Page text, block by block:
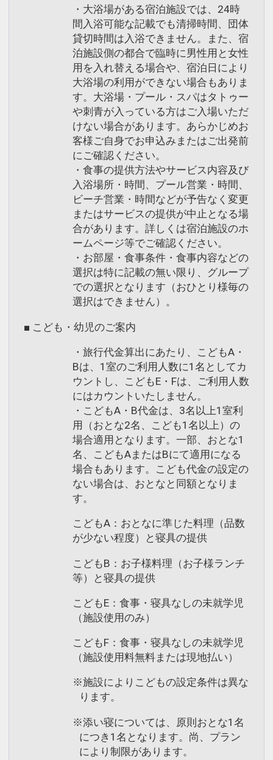
・大浴場がある宿泊施設では、24時
間入浴可能な記載でも清掃時間、団体
貸切時間は入浴できません。また、宿
泊施設側の都合で臨時に男性用と女性
用を入れ替える場合や、宿泊日により
大浴場の利用ができない場合もありま
す。大浴場・プール・スパはタトゥー
や刺青が入っている方はご入場いただ
けない場合があります。あらかじめお
客様ご自身でお申込みまたはご出発前
にご確認ください。
・食事の提供方法やサービス内容及び
入浴場所・時間、プール営業・時間、
ビーチ営業・時間などが予告なく変更
またはサービスの提供が中止となる場
合があります。詳しくは宿泊施設のホ
ームページ等でご確認ください。
・お部屋・食事条件・食事内容などの
選択は特に記載の無い限り、グループ
での選択となります（おひとり様毎の
選択はできません）。
■ こども・幼児のご案内
・旅行代金算出にあたり、こどもA・
Bは、1室のご利用人数に1名としてカ
ウントし、こどもE・Fは、ご利用人数
にはカウントいたしません。
・こどもA・B代金は、3名以上1室利
用（おとな2名、こども1名以上）の
場合適用となります。一部、おとな1
名、こどもAまたはBにて適用になる
場合もあります。こども代金の設定の
ない場合は、おとなと同額となりま
す。
こどもA：おとなに準じた料理（品数
が少ない程度）と寝具の提供
こどもB：お子様料理（お子様ランチ
等）と寝具の提供
こどもE：食事・寝具なしの未就学児
（施設使用のみ）
こどもF：食事・寝具なしの未就学児
（施設使用料無料または現地払い）
※施設によりこどもの設定条件は異な
ります。
※添い寝については、原則おとな1名
につき1名となります。尚、プラン
により制限があります。